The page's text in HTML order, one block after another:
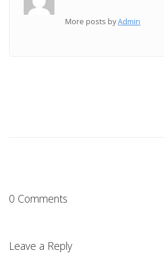
More posts byAdmin
0 Comments
Leave a Reply